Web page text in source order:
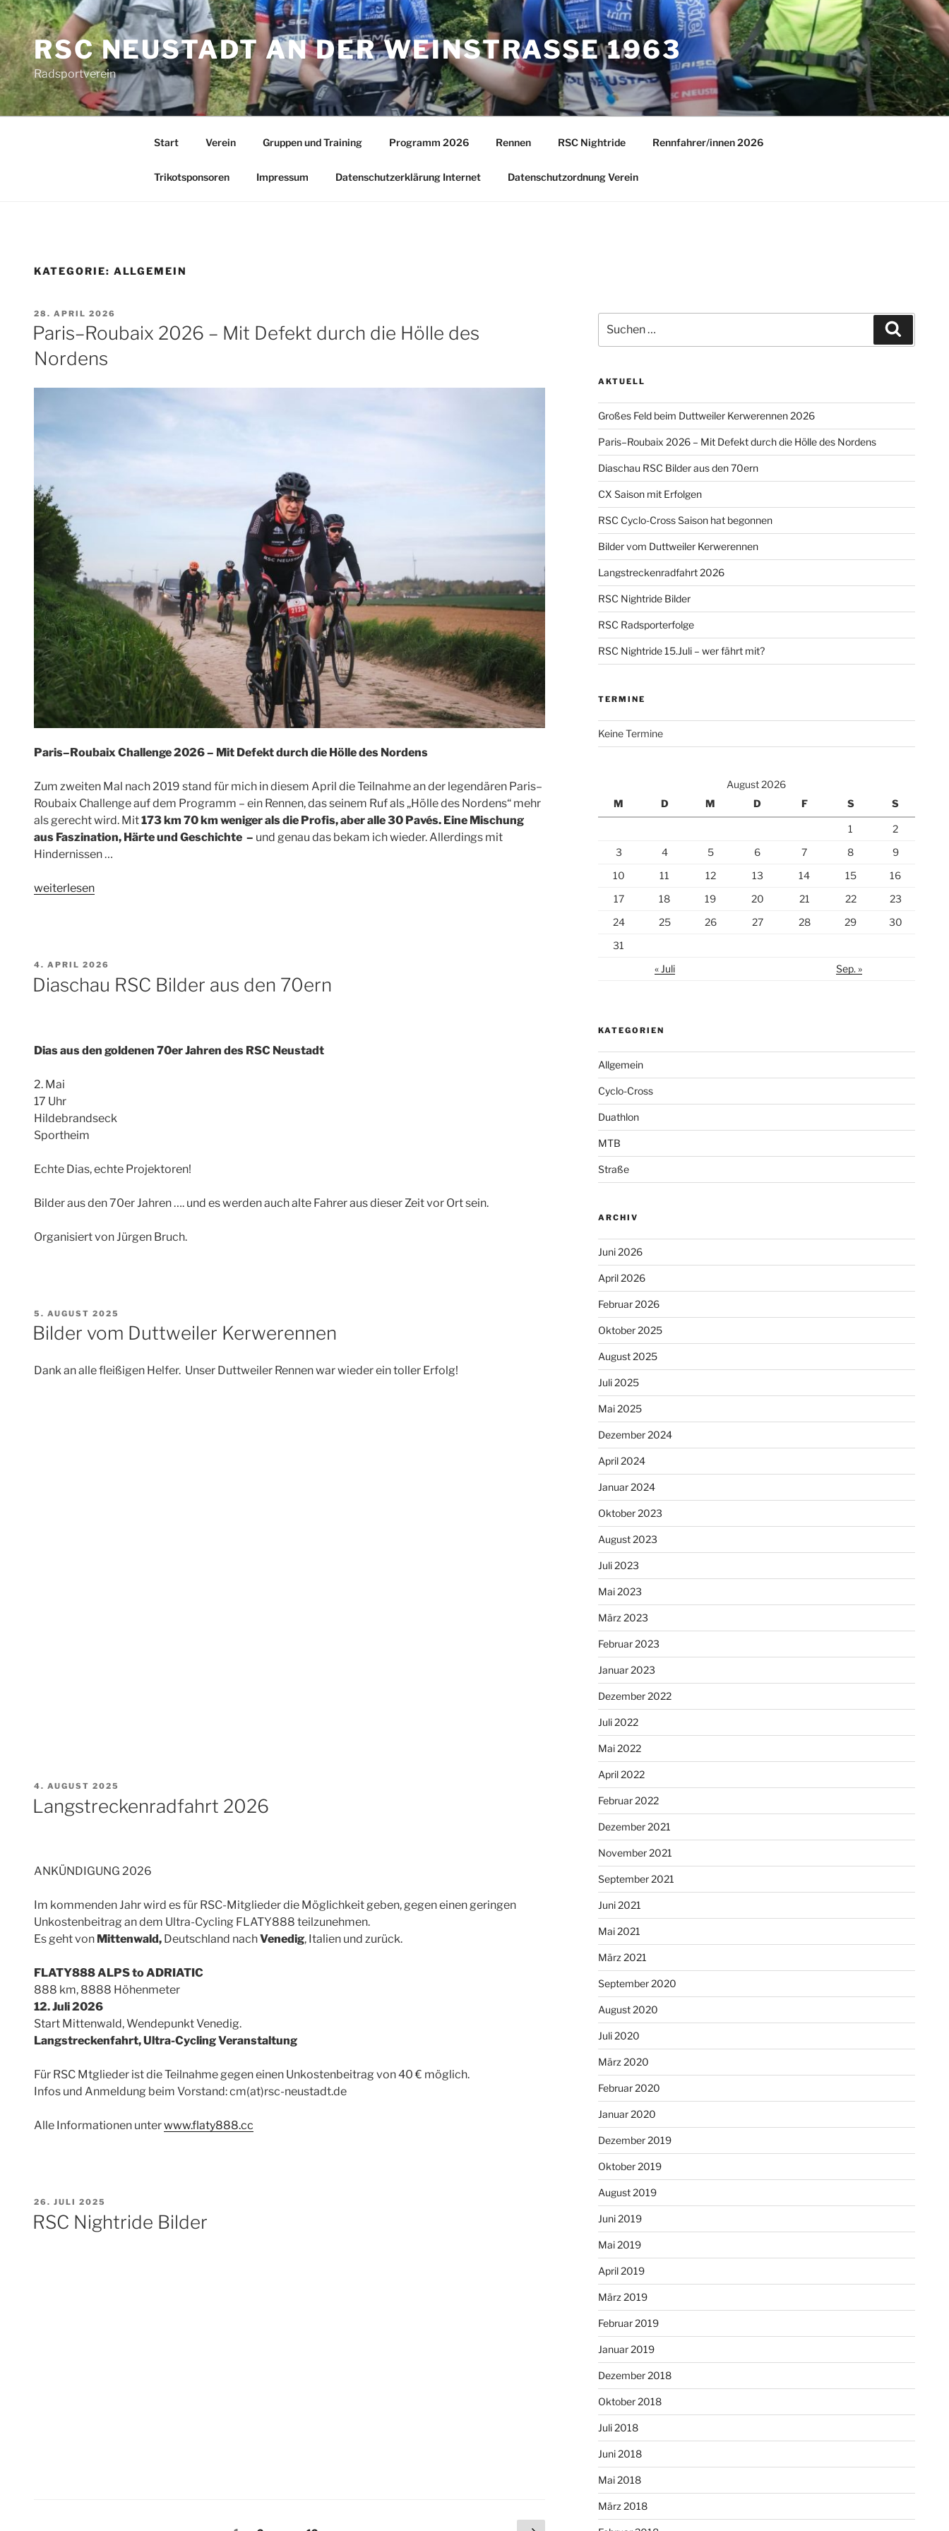
Zum
Inhalt
springenRSC NEUSTADT AN DER WEINSTRASSE 1963
Radsportverein
Start Verein Gruppen und Training Programm 2026 Rennen RSC Nightride Rennfahrer/innen 2026
Trikotsponsoren Impressum Datenschutzerklärung Internet Datenschutzordnung Verein
KATEGORIE: ALLGEMEIN
VERÖFFENTLICHT
AM
28. APRIL 2026
Paris–Roubaix 2026 – Mit Defekt durch die Hölle des
Nordens
Paris–Roubaix Challenge 2026 – Mit Defekt durch die Hölle des Nordens
Zum zweiten Mal nach 2019 stand für mich in diesem April die Teilnahme an der legendären Paris–
Roubaix Challenge auf dem Programm – ein Rennen, das seinem Ruf als „Hölle des Nordens“ mehr
als gerecht wird. Mit173 km 70 km weniger als die Profis, aber alle 30 Pavés. Eine Mischung
aus Faszination, Härte und Geschichte – und genau das bekam ich wieder. Allerdings mit
Hindernissen …
„Paris–
durch
Nordens“
weiterlesen
VERÖFFENTLICHT
AM
4. APRIL 2026
Diaschau RSC Bilder aus den 70ern
Dias aus den goldenen 70er Jahren des RSC Neustadt
2. Mai
17 Uhr
Hildebrandseck
Sportheim
Echte Dias, echte Projektoren!
Bilder aus den 70er Jahren …. und es werden auch alte Fahrer aus dieser Zeit vor Ort sein.
Organisiert von Jürgen Bruch.
VERÖFFENTLICHT
AM
5. AUGUST 2025
Bilder vom Duttweiler Kerwerennen
Dank an alle fleißigen Helfer. Unser Duttweiler Rennen war wieder ein toller Erfolg!
VERÖFFENTLICHT
4. AUGUST 2025
Langstreckenradfahrt 2026
ANKÜNDIGUNG 2026
Im kommenden Jahr wird es für RSC-Mitglieder die Möglichkeit geben, gegen einen geringen
Unkostenbeitrag an dem Ultra-Cycling FLATY888 teilzunehmen.
Es geht von Mittenwald, Deutschland nachVenedig, Italien und zurück.
FLATY888 ALPS to ADRIATIC
888 km, 8888 Höhenmeter
12. Juli 2026
Start Mittenwald, Wendepunkt Venedig.
Langstreckenfahrt, Ultra-Cycling Veranstaltung
Für RSC Mtglieder ist die Teilnahme gegen einen Unkostenbeitrag von 40 € möglich.
Infos und Anmeldung beim Vorstand: cm(at)rsc-neustadt.de
Alle Informationen unterwww.flaty888.cc
VERÖFFENTLICHT
AM
26. JULI 2025
RSC Nightride Bilder
nach:
AKTUELL
Großes Feld beim Duttweiler Kerwerennen 2026
Paris–Roubaix 2026 – Mit Defekt durch die Hölle des Nordens
Diaschau RSC Bilder aus den 70ern
CX Saison mit Erfolgen
RSC Cyclo-Cross Saison hat begonnen
Bilder vom Duttweiler Kerwerennen
Langstreckenradfahrt 2026
RSC Nightride Bilder
RSC Radsporterfolge
RSC Nightride 15.Juli – wer fährt mit?
TERMINE
Keine Termine
August 2026
M
D M D F S S
1
2
3
4 5 6 7 8
9
10
11 12 13 14 15
16
17
18 19 20 21 22
23
24
25 26 27 28 29
30
31
« Juli
Sep. »
KATEGORIEN
Allgemein
Cyclo-Cross
Duathlon
MTB
Straße
ARCHIV
Juni 2026
April 2026
Februar 2026
Oktober 2025
August 2025
Juli 2025
Mai 2025
Dezember 2024
April 2024
Januar 2024
Oktober 2023
August 2023
Juli 2023
Mai 2023
März 2023
Februar 2023
Januar 2023
Dezember 2022
Juli 2022
Mai 2022
April 2022
Februar 2022
Dezember 2021
November 2021
September 2021
Juni 2021
Mai 2021
März 2021
September 2020
August 2020
Juli 2020
März 2020
Februar 2020
Januar 2020
Dezember 2019
Oktober 2019
August 2019
Juni 2019
Mai 2019
April 2019
März 2019
Februar 2019
Januar 2019
Dezember 2018
Oktober 2018
Juli 2018
Juni 2018
Mai 2018
März 2018